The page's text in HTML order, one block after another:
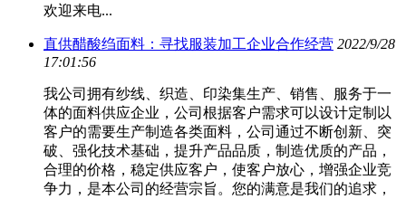
欢迎来电...
直供醋酸绉面料：寻找服装加工企业合作经营 2022/9/28
17:01:56
我公司拥有纱线、织造、印染集生产、销售、服务于一
体的面料供应企业，公司根据客户需求可以设计定制以
客户的需要生产制造各类面料，公司通过不断创新、突
破、强化技术基础，提升产品品质，制造优质的产品，
合理的价格，稳定供应客户，使客户放心，增强企业竞
争力，是本公司的经营宗旨。您的满意是我们的追求，